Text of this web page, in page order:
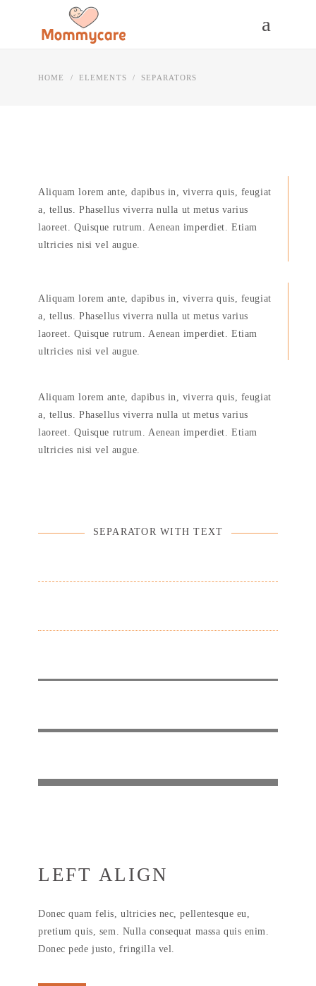
HOME / ELEMENTS /SEPARATORS
Aliquam lorem ante, dapibus in, viverra quis, feugiat
a, tellus. Phasellus viverra nulla ut metus varius
laoreet. Quisque rutrum. Aenean imperdiet. Etiam
ultricies nisi vel augue.
Aliquam lorem ante, dapibus in, viverra quis, feugiat
a, tellus. Phasellus viverra nulla ut metus varius
laoreet. Quisque rutrum. Aenean imperdiet. Etiam
ultricies nisi vel augue.
Aliquam lorem ante, dapibus in, viverra quis, feugiat
a, tellus. Phasellus viverra nulla ut metus varius
laoreet. Quisque rutrum. Aenean imperdiet. Etiam
ultricies nisi vel augue.
SEPARATOR WITH TEXT
LEFT ALIGN
Donec quam felis, ultricies nec, pellentesque eu,
pretium quis, sem. Nulla consequat massa quis enim.
Donec pede justo, fringilla vel.